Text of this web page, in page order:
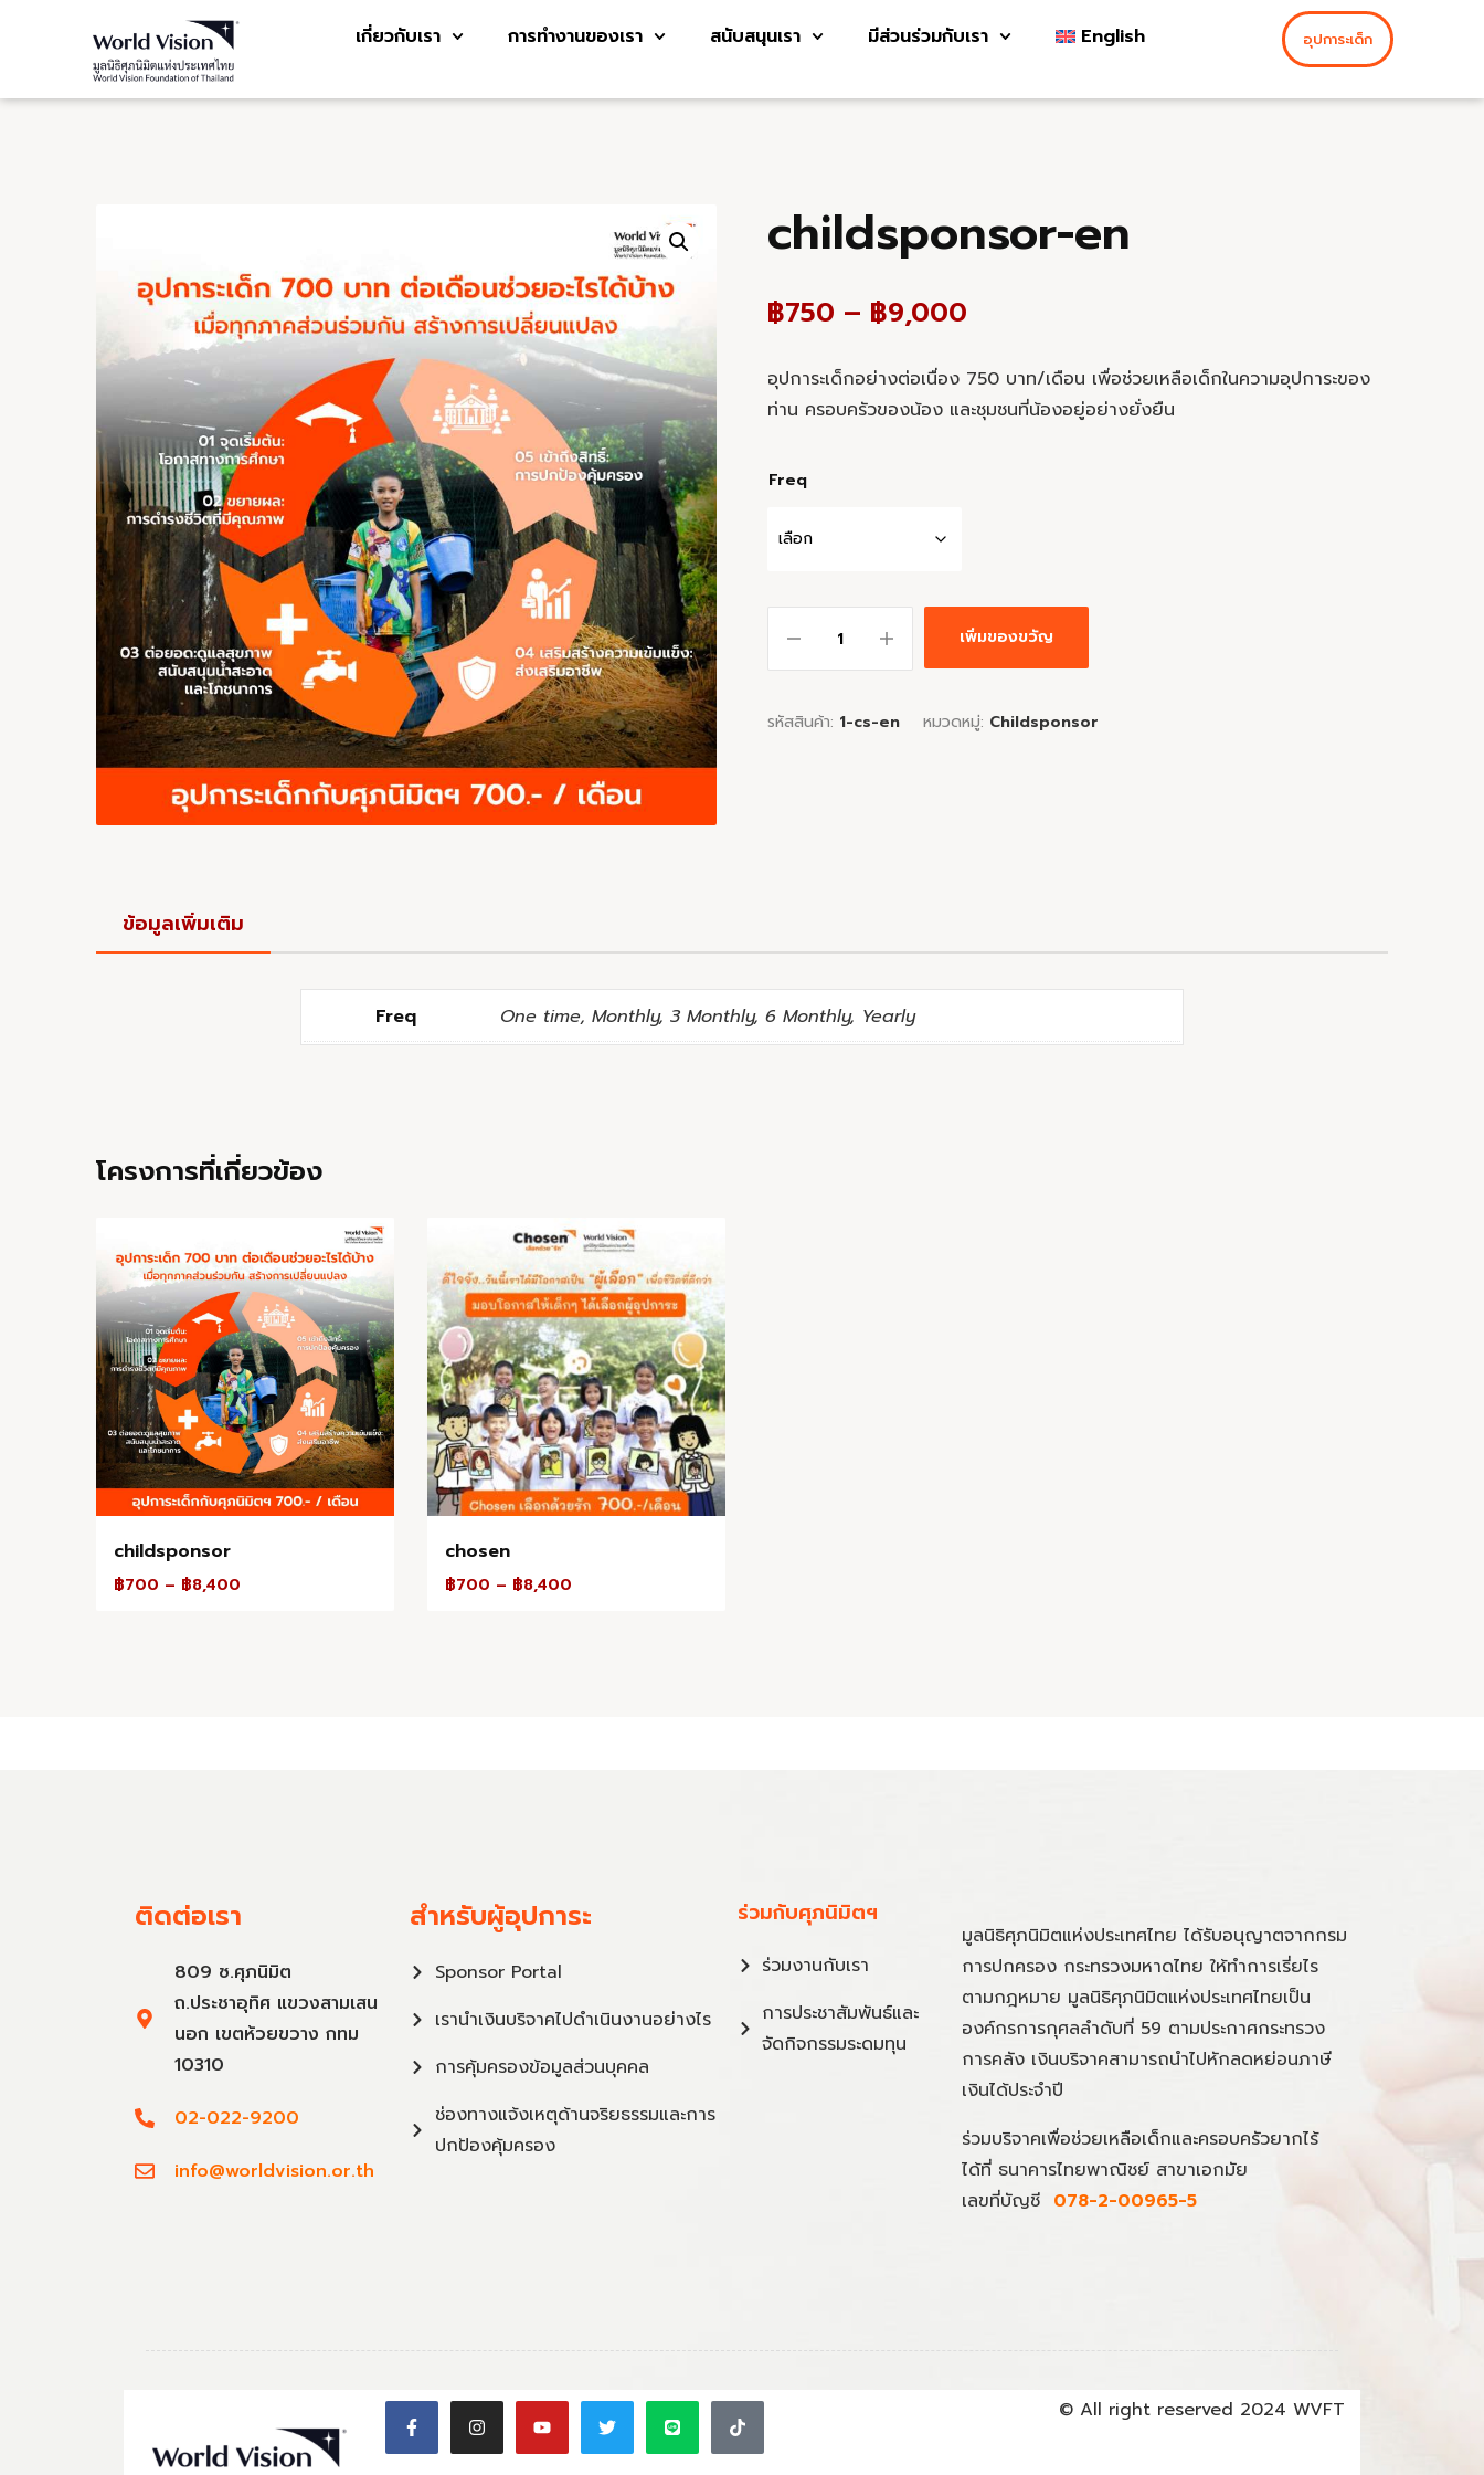
เกี่ยวกับเรา การทำงานของเรา สนับสนุนเรา มีส่วนร่วมกับเรา English อุปการะเด็ก
childsponsor-en
฿750 – ฿9,000
อุปการะเด็กอย่างต่อเนื่อง 750 บาท/เดือน เพื่อช่วยเหลือเด็กในความอุปการะของ
ท่าน ครอบครัวของน้อง และชุมชนที่น้องอยู่อย่างยั่งยืน
Freq
เพิ่มของขวัญ
รหัสสินค้า: 1-cs-en หมวดหมู่: Childsponsor
ข้อมูลเพิ่มเติม
Freq One time, Monthly, 3 Monthly, 6 Monthly, Yearly
โครงการที่เกี่ยวข้อง
childsponsor
฿700 – ฿8,400
chosen
฿700 – ฿8,400
ติดต่อเรา
809 ซ.ศุภนิมิต
ถ.ประชาอุทิศ แขวงสามเสน
นอก เขตห้วยขวาง กทม
10310
02-022-9200
info@worldvision.or.th
สำหรับผู้อุปการะ
Sponsor Portal
เรานำเงินบริจาคไปดำเนินงานอย่างไร
การคุ้มครองข้อมูลส่วนบุคคล
ช่องทางแจ้งเหตุด้านจริยธรรมและการ
ปกป้องคุ้มครอง
ร่วมกับศุภนิมิตฯ
ร่วมงานกับเรา
การประชาสัมพันธ์และ
จัดกิจกรรมระดมทุน
มูลนิธิศุภนิมิตแห่งประเทศไทย ได้รับอนุญาตจากกรม
การปกครอง กระทรวงมหาดไทย ให้ทำการเรี่ยไร
ตามกฎหมาย มูลนิธิศุภนิมิตแห่งประเทศไทยเป็น
องค์กรการกุศลลำดับที่ 59 ตามประกาศกระทรวง
การคลัง เงินบริจาคสามารถนำไปหักลดหย่อนภาษี
เงินได้ประจำปี
ร่วมบริจาคเพื่อช่วยเหลือเด็กและครอบครัวยากไร้
ได้ที่ ธนาคารไทยพาณิชย์ สาขาเอกมัย
เลขที่บัญชี 078-2-00965-5
© All right reserved 2024 WVFT